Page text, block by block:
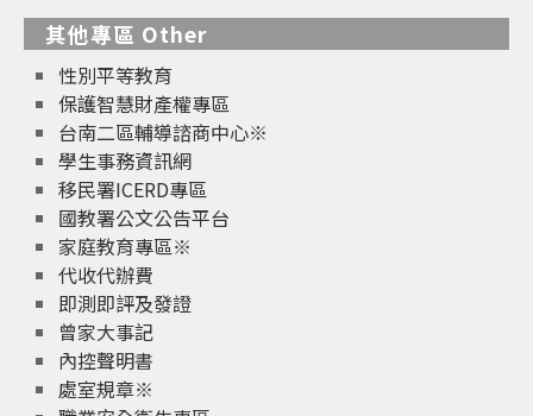
其他專區 Other
性別平等教育
保護智慧財產權專區
台南二區輔導諮商中心※
學生事務資訊網
移民署ICERD專區
國教署公文公告平台
家庭教育專區※
代收代辦費
即測即評及發證
曾家大事記
內控聲明書
處室規章※